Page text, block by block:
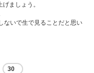
ましょう。
ないで生で見ることだと思い
30